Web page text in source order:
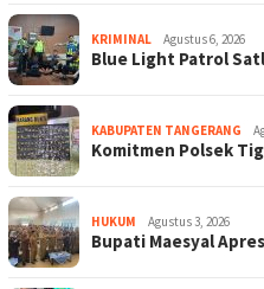
KRIMINAL Agustus 6, 2026
Blue Light Patrol
KABUPATEN TANGERANG
Komitmen Polsek
HUKUM Agustus 3, 2026
Bupati Maesyal